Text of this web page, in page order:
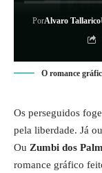
PorAlvaro Tallarico
O romance
Os perseguidos
pela liberdade. Já
Ou Zumbi dos
romance gráfico